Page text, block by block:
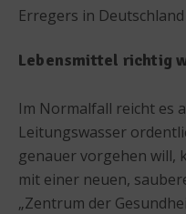
Erregers in
Lebensmittel richtig
Im Normalfall reicht es
Leitungswasser
genauer vorgehen will,
mit einer neuen,
„Zentrum der